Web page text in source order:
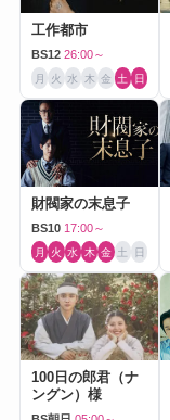
工作都市
BS12 26:00～
月 火 水 木 金 土 日
財閥家の末息子
BS10 17:00～
月 火 水 木 金 土 日
100日の郎君（ナ
ングン）様